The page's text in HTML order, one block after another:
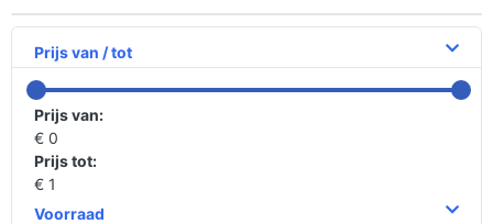
Prijs van / tot
Prijs van:
€ 0
Prijs tot:
€ 1
Voorraad